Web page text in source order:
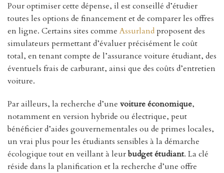
Pour optimiser cette dépense, il est conseillé d’étudier
toutes les options de financement et de comparer les offres
en ligne. Certains sites comme Assurlandproposent des
simulateurs permettant d’évaluer précisément le coût
total, en tenant compte de l’assurance voiture étudiant, des
éventuels frais de carburant, ainsi que des coûts d’entretien
voiture.
Par ailleurs, la recherche d’une voiture économique,
notamment en version hybride ou électrique, peut
bénéficier d’aides gouvernementales ou de primes locales,
un vrai plus pour les étudiants sensibles à la démarche
écologique tout en veillant à leurbudget étudiant. La clé
réside dans la planification et la recherche d’une offre